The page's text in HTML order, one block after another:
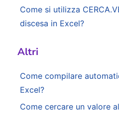
Come si utilizza
discesa in Excel?
Altri
Come compilare
Excel?
Come cercare un valore